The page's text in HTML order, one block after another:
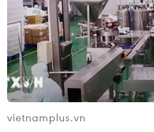
Tổng Biên tập: TRẦN TIẾN
Phó Tổng Biên tập:
THỦY
Sở hữu trí tuệ
RSS
vietnamplus.vn